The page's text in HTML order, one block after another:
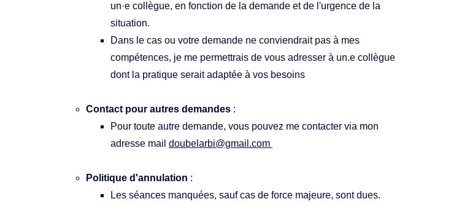
un·e collègue, en fonction de la demande et de l'urgence de la
situation.
Dans le cas ou votre demande ne conviendrait pas à mes
compétences, je me permettrais de vous adresser à un.e collègue
dont la pratique serait adaptée à vos besoins
Contact pour autres demandes :
Pour toute autre demande, vous pouvez me contacter via mon
adresse mail doubelarbi@gmail.com
Politique d'annulation :
Les séances manquées, sauf cas de force majeure, sont dues.